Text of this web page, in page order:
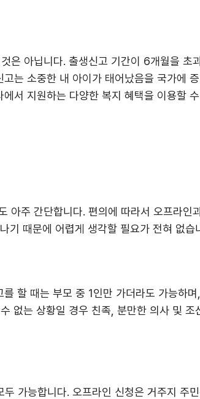
은 아닙니다. 출생신고 기간이 6개월을 초
는 소중한 내 아이가 태어났음을 국가에
서 지원하는 다양한 복지 혜택을 이용할
아주 간단합니다. 편의에 따라서 오프라인
기 때문에 어렵게 생각할 필요가 전혀 없습
할 때는 부모 중 1인만 가더라도 가능하
없는 상황일 경우 친족, 분만한 의사 및 조
가능합니다. 오프라인 신청은 거주지 주